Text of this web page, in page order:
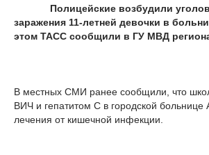
Полицейские возбудили
заражения 11-летней девочки в
этом ТАСС сообщили в ГУ МВД
В местных СМИ ранее сообщили, что
ВИЧ и гепатитом С в городской больнице
лечения от кишечной инфекции.